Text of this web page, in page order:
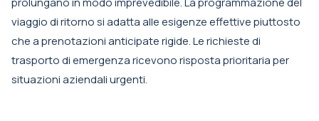
viaggio di ritorno si adatta alle esigenze effettive piuttosto
che a prenotazioni anticipate rigide. Le richieste di
trasporto di emergenza ricevono risposta prioritaria per
situazioni aziendali urgenti.